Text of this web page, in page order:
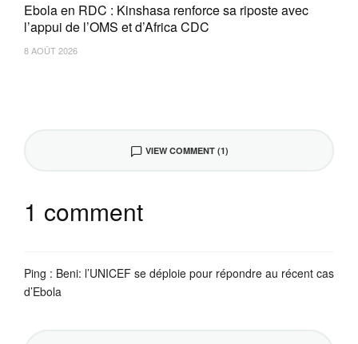
Ebola en RDC : Kinshasa renforce sa riposte avec
l’appui de l’OMS et d’Africa CDC
8 AOÛT 2026
VIEW COMMENT (1)
1 comment
Ping : Beni: l’UNICEF se déploie pour répondre au récent cas
d’Ebola